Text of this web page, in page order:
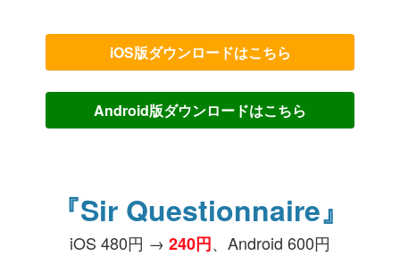
iOS版ダウンロードはこちら
Android版ダウンロードはこちら
『Sir Questionnaire』
iOS 480円 → 240円、Android 600円